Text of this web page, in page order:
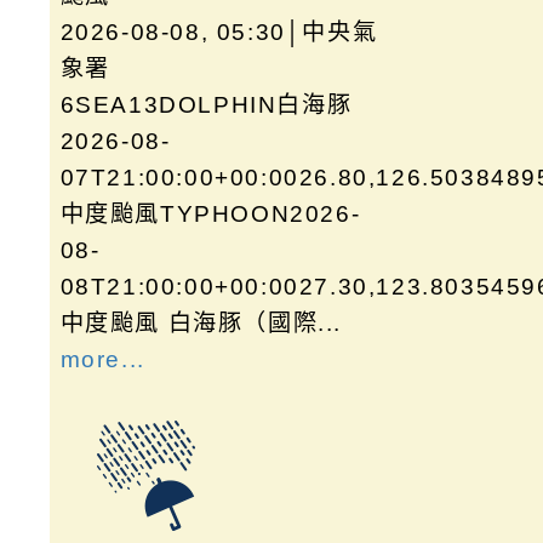
2026-08-08, 05:30│中央氣
象署
6SEA13DOLPHIN白海豚
2026-08-
中度颱風TYPHOON2026-
08-
中度颱風 白海豚（國際...
more...